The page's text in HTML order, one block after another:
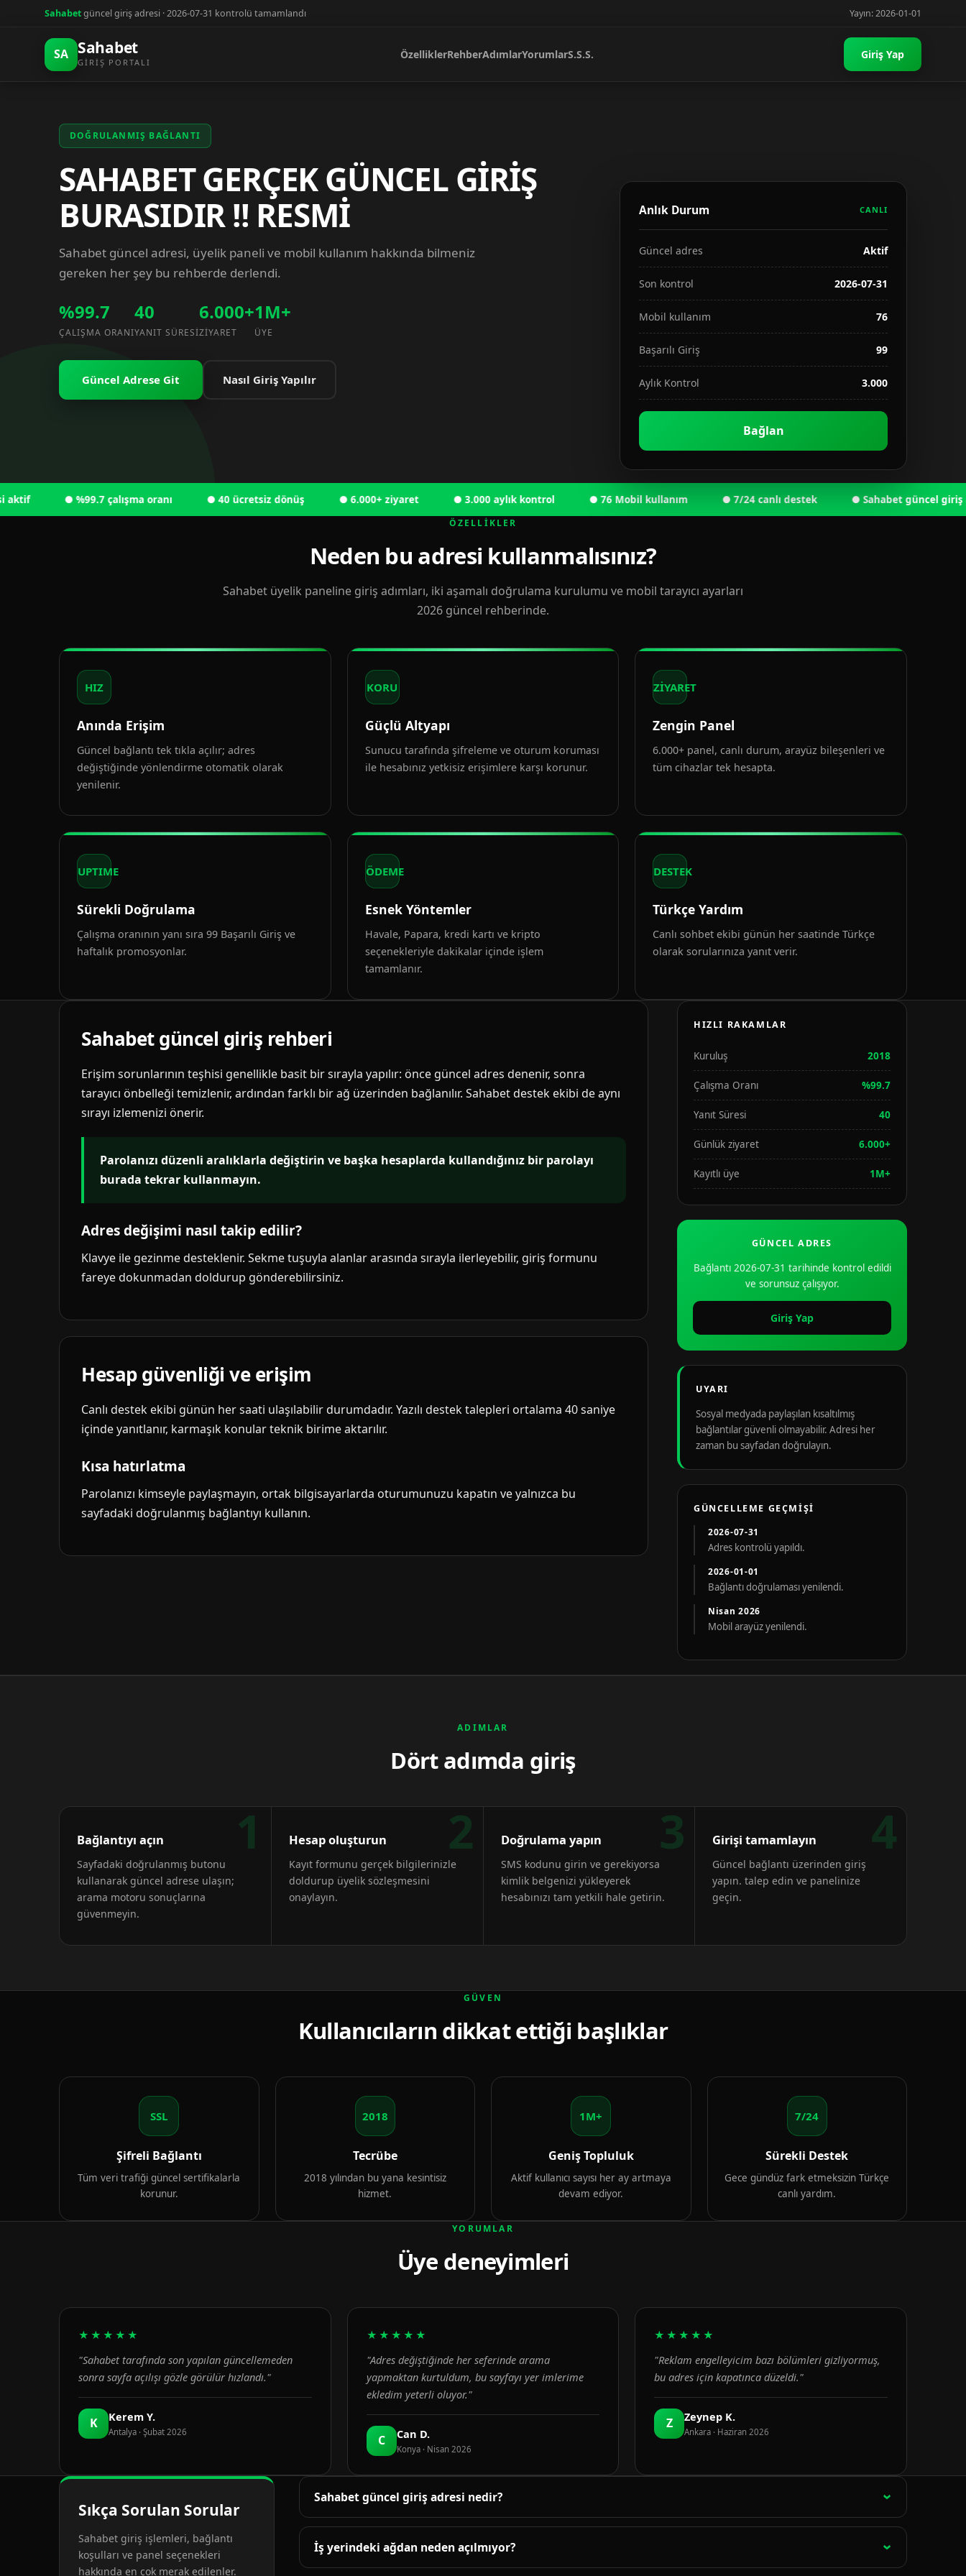
Sahabetgüncel giriş adresi · 2026-07-31 kontrolü tamamlandı Yayın: 2026-01-01
SA Sahabet
GIRIŞ PORTALI
ÖzelliklerRehberAdımlarYorumlarS.S.S. Giriş Yap
DOĞRULANMIŞ BAĞLANTI
SAHABET GERÇEK GÜNCEL GİRİŞ
BURASIDIR !! RESMİ
Sahabet güncel adresi, üyelik paneli ve mobil kullanım hakkında bilmeniz
gereken her şey bu rehberde derlendi.
%99.7
ÇALIŞMA ORANI
40
YANIT SÜRESI
6.000+
ZIYARET
1M+
ÜYE
Güncel Adrese Git Nasıl Giriş Yapılır
Anlık Durum CANLI
Güncel adres Aktif
Son kontrol 2026-07-31
Mobil kullanım 76
Başarılı Giriş 99
Aylık Kontrol 3.000
Bağlan
● %99.7 çalışma oranı ● 40 ücretsiz dönüş ● 6.000+ ziyaret ● 3.000 aylık kontrol ● 76 Mobil kullanım ● 7/24 canlı destek ● Sahabet güncel giriş
ÖZELLIKLER
Neden bu adresi kullanmalısınız?
Sahabet üyelik paneline giriş adımları, iki aşamalı doğrulama kurulumu ve mobil tarayıcı ayarları
2026 güncel rehberinde.
HIZ
Anında Erişim
Güncel bağlantı tek tıkla açılır; adres
değiştiğinde yönlendirme otomatik olarak
yenilenir.
KORU
Güçlü Altyapı
Sunucu tarafında şifreleme ve oturum koruması
ile hesabınız yetkisiz erişimlere karşı korunur.
ZİYARET
Zengin Panel
6.000+ panel, canlı durum, arayüz bileşenleri ve
tüm cihazlar tek hesapta.
UPTIME
Sürekli Doğrulama
Çalışma oranının yanı sıra 99 Başarılı Giriş ve
haftalık promosyonlar.
ÖDEME
Esnek Yöntemler
Havale, Papara, kredi kartı ve kripto
seçenekleriyle dakikalar içinde işlem
tamamlanır.
DESTEK
Türkçe Yardım
Canlı sohbet ekibi günün her saatinde Türkçe
olarak sorularınıza yanıt verir.
Sahabet güncel giriş rehberi
Erişim sorunlarının teşhisi genellikle basit bir sırayla yapılır: önce güncel adres denenir, sonra
tarayıcı önbelleği temizlenir, ardından farklı bir ağ üzerinden bağlanılır. Sahabet destek ekibi de aynı
sırayı izlemenizi önerir.
Parolanızı düzenli aralıklarla değiştirin ve başka hesaplarda kullandığınız bir parolayı
burada tekrar kullanmayın.
Adres değişimi nasıl takip edilir?
Klavye ile gezinme desteklenir. Sekme tuşuyla alanlar arasında sırayla ilerleyebilir, giriş formunu
fareye dokunmadan doldurup gönderebilirsiniz.
Hesap güvenliği ve erişim
Canlı destek ekibi günün her saati ulaşılabilir durumdadır. Yazılı destek talepleri ortalama 40 saniye
içinde yanıtlanır, karmaşık konular teknik birime aktarılır.
Kısa hatırlatma
Parolanızı kimseyle paylaşmayın, ortak bilgisayarlarda oturumunuzu kapatın ve yalnızca bu
sayfadaki doğrulanmış bağlantıyı kullanın.
HIZLI RAKAMLAR
Kuruluş 2018
Çalışma Oranı %99.7
Yanıt Süresi 40
Günlük ziyaret 6.000+
Kayıtlı üye 1M+
GÜNCEL ADRES
Bağlantı 2026-07-31 tarihinde kontrol edildi
ve sorunsuz çalışıyor.
Giriş Yap
UYARI
Sosyal medyada paylaşılan kısaltılmış
bağlantılar güvenli olmayabilir. Adresi her
zaman bu sayfadan doğrulayın.
GÜNCELLEME GEÇMIŞI
2026-07-31
Adres kontrolü yapıldı.
2026-01-01
Bağlantı doğrulaması yenilendi.
Nisan 2026
Mobil arayüz yenilendi.
ADIMLAR
Dört adımda giriş
1
Bağlantıyı açın
Sayfadaki doğrulanmış butonu
kullanarak güncel adrese ulaşın;
arama motoru sonuçlarına
güvenmeyin.
2
Hesap oluşturun
Kayıt formunu gerçek bilgilerinizle
doldurup üyelik sözleşmesini
onaylayın.
3
Doğrulama yapın
SMS kodunu girin ve gerekiyorsa
kimlik belgenizi yükleyerek
hesabınızı tam yetkili hale getirin.
4
Girişi tamamlayın
Güncel bağlantı üzerinden giriş
yapın. talep edin ve panelinize
geçin.
GÜVEN
Kullanıcıların dikkat ettiği başlıklar
SSL
Şifreli Bağlantı
Tüm veri trafiği güncel sertifikalarla
korunur.
2018
Tecrübe
2018 yılından bu yana kesintisiz
hizmet.
1M+
Geniş Topluluk
Aktif kullanıcı sayısı her ay artmaya
devam ediyor.
7/24
Sürekli Destek
Gece gündüz fark etmeksizin Türkçe
canlı yardım.
YORUMLAR
Üye deneyimleri
★★★★★
"Sahabet tarafında son yapılan güncellemeden
sonra sayfa açılışı gözle görülür hızlandı."
K Kerem Y.
Antalya · Şubat 2026
★★★★★
"Adres değiştiğinde her seferinde arama
yapmaktan kurtuldum, bu sayfayı yer imlerime
ekledim yeterli oluyor."
C Can D.
Konya · Nisan 2026
★★★★★
"Reklam engelleyicim bazı bölümleri gizliyormuş,
bu adres için kapatınca düzeldi."
Z Zeynep K.
Ankara · Haziran 2026
Sıkça Sorulan Sorular
Sahabet giriş işlemleri, bağlantı
koşulları ve panel seçenekleri
hakkında en çok merak edilenler.
Sahabet güncel giriş adresi nedir?
Güncel adres bu sayfanın üst bölümündeki bağlantıda yayınlanır. Bağlantı 15 dakikada bir otomatik olarak
denetlenir; adres değiştiğinde sayfa yenilenir.
İş yerindeki ağdan neden açılmıyor?